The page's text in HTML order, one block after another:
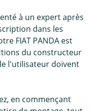
à un expert après
dans les
FIAT PANDA est
du constructeur
l'utilisateur doivent
en commençant